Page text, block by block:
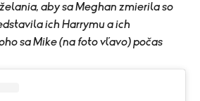
aby sa Meghan zmierila so
ich Harrymu a ich
sa Mike (na foto vľavo) počas